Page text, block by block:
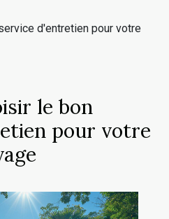
d'entretien pour votre
le bon
pour votre